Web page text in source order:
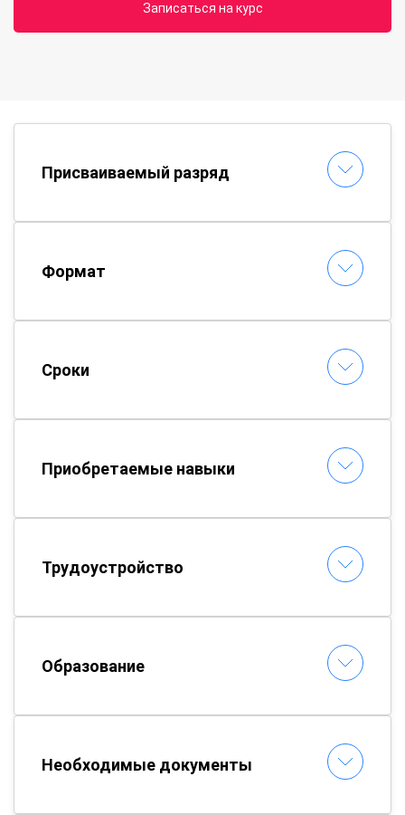
Записаться на курс
Присваиваемый разряд
Формат
Сроки
Приобретаемые навыки
Трудоустройство
Образование
Необходимые документы